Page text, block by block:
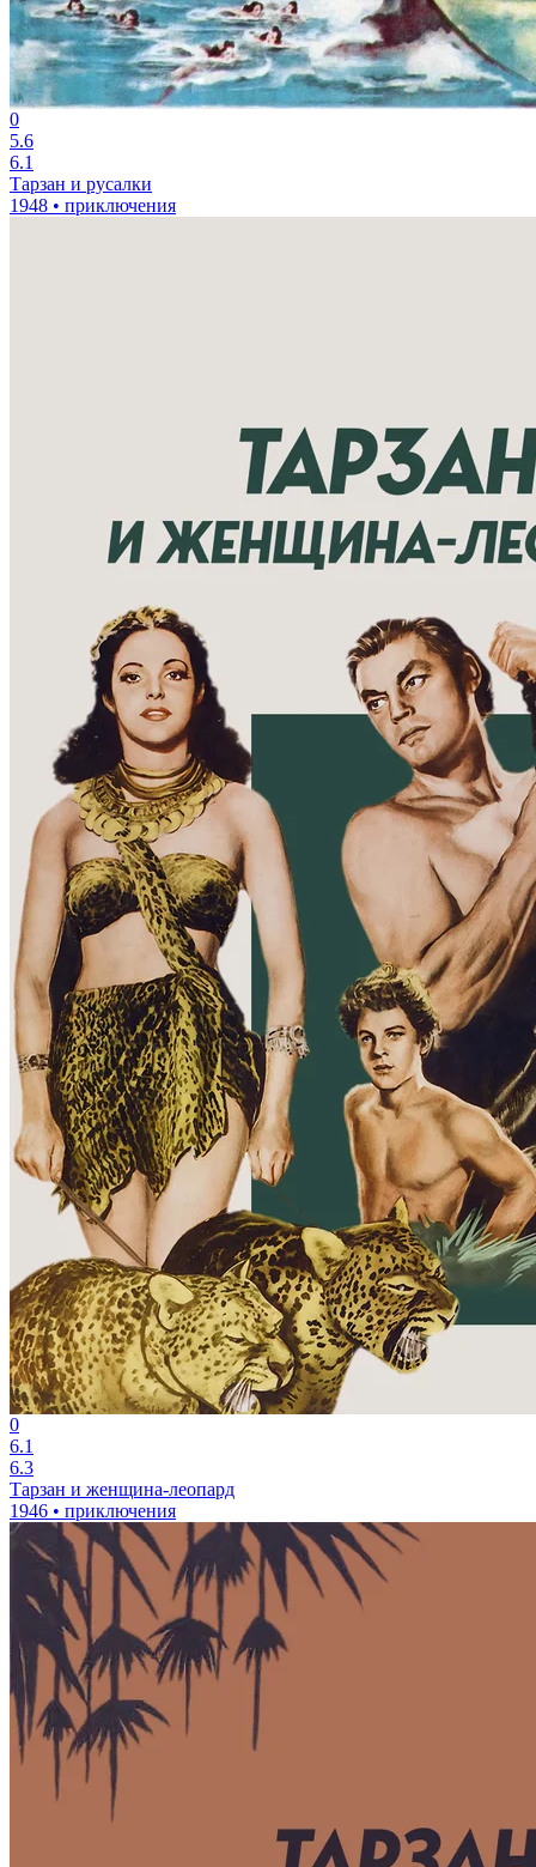
0
5.6
6.1
Тарзан и русалки
1948 • приключения
0
6.1
6.3
Тарзан и женщина-леопард
1946 • приключения